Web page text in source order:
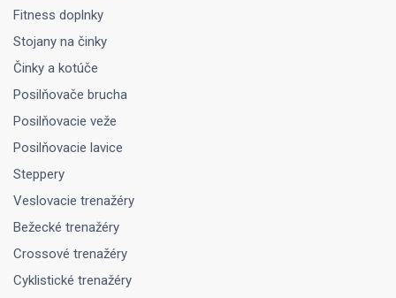
Fitness doplnky
Stojany na činky
Činky a kotúče
Posilňovače brucha
Posilňovacie veže
Posilňovacie lavice
Steppery
Veslovacie trenažéry
Bežecké trenažéry
Crossové trenažéry
Cyklistické trenažéry